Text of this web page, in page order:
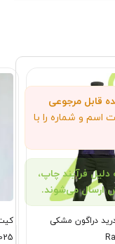
قابل مرجوعی
اسم و شماره را با
فرآیند چاپ،
دراگون مشکی